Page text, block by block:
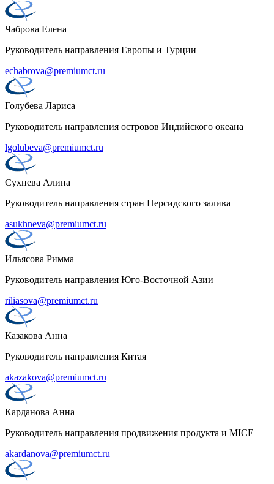
Чаброва Елена
Руководитель направления Европы и Турции
echabrova@premiumct.ru
Голубева Лариса
Руководитель направления островов Индийского океана
lgolubeva@premiumct.ru
Сухнева Алина
Руководитель направления стран Персидского залива
asukhneva@premiumct.ru
Ильясова Римма
Руководитель направления Юго-Восточной Азии
riliasova@premiumct.ru
Казакова Анна
Руководитель направления Китая
akazakova@premiumct.ru
Карданова Анна
Руководитель направления продвижения продукта и MICE
akardanova@premiumct.ru